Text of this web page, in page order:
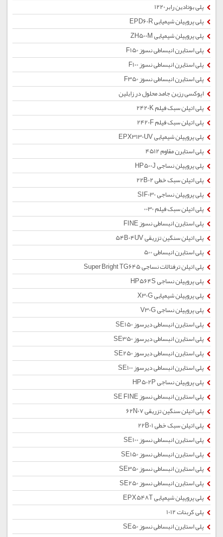
پلی بوتادین رابر1220
پلی پروپیلن شیمیایی EPD60R
پلی پروپیلن شیمیایی ZH500M
پلی استایرن انبساطی نسوز F150
پلی استایرن انبساطی نسوز F100
پلی استایرن انبساطی نسوز F350
اپوکسی رزین جامد محلول در زایلین
پلی اتیلن سبک فیلم 2420K
پلی اتیلن سبک فیلم 2420F
پلی پروپیلن شیمیایی EPX3130UV
پلی استایرن مقاوم 4512
پلی پروپیلن نساجی HP500J
پلی اتیلن سبک خطی 22B02
پلی پروپیلن نساجی SIF030
پلی اتیلن سبک فیلم 0030
پلی استایرن انبساطی نسوز FINE
پلی اتیلن سنگین تزریقی 54B04UV
پلی استایرن انبساطی 500
پلی اتیلن ترفتالات نساجی Super Bright TG645
پلی پروپیلن نساجی HP564S
پلی پروپیلن شیمیایی X30G
پلی پروپیلن نساجی V30G
پلی استایرن انبساطی دیرسوز SE150
پلی استایرن انبساطی دیرسوز SE350
پلی استایرن انبساطی دیرسوز SE250
پلی استایرن انبساطی دیرسوز SE100
پلی پروپیلن نساجی HP502P
پلی استایرن انبساطی نسوز SE FINE
پلی اتیلن سنگین تزریقی 62N07
پلی اتیلن سبک خطی 22B01
پلی استایرن انبساطی نسوز SE100
پلی استایرن انبساطی نسوز SE150
پلی استایرن انبساطی نسوز SE350
پلی استایرن انبساطی نسوز SE250
پلی پروپیلن شیمیایی EPX548T
پلی کربنات 1012
پلی استایرن انبساطی نسوز SE50